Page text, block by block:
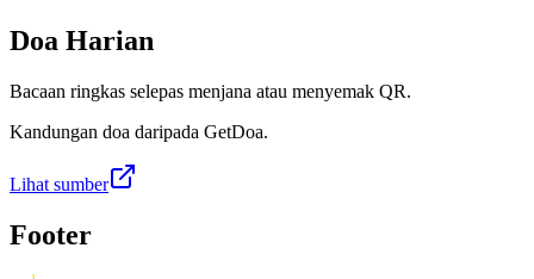
Doa Harian
Bacaan ringkas selepas menjana atau menyemak QR.
Kandungan doa daripada GetDoa.
Lihat sumber
Footer